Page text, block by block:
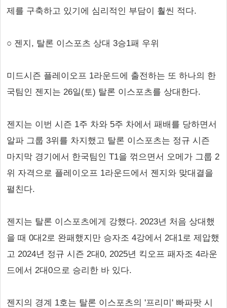
제를 구축하고 있기에 심리적인 부담이 훨씬 적다.
○ 젠지, 탈론 이스포츠 상대 3승1패 우위
미드시즌 플레이오프 1라운드에 출전하는 또 하나의 한
국팀인 젠지는 26일(토) 탈론 이스포츠를 상대한다.
젠지는 이번 시즌 1주 차와 5주 차에서 패배를 당하면서
알파 그룹 3위를 차지했고 탈론 이스포츠는 정규 시즌
마지막 경기에서 한국팀인 T1을 꺾으면서 오메가 그룹 2
위 자격으로 플레이오프 1라운드에서 젠지와 맞대결을
펼친다.
젠지는 탈론 이스포츠에게 강했다. 2023년 처음 상대했
을 때 0대2로 완패했지만 승자조 4강에서 2대1로 제압했
고 2024년 정규 시즌 2대0, 2025년 킥오프 패자조 4라운
드에서 2대0으로 승리한 바 있다.
젠지의 경계 1호는 탈론 이스포츠의 '프리미' 빠파팟 시